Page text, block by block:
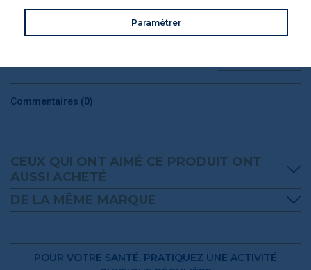
Paramétrer
Commentaires (0)
CEUX QUI ONT AIMÉ CE PRODUIT ONT
AUSSI ACHETÉ
DE LA MÊME MARQUE
POUR VOTRE SANTÉ, PRATIQUEZ UNE ACTIVITÉ